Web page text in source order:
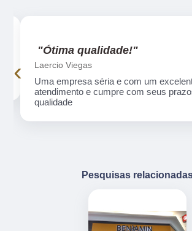
"Ótima qualidade!"
Laercio Viegas
Uma empresa séria e com um
atendimento e cumpre com seus
qualidade
‹
Pesquisas